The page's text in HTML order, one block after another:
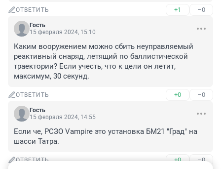
ОТВЕТИТЬ +1 –0
Гость
15 февраля 2024, 15:10
Каким вооружением можно сбить неуправляемый
реактивный снаряд, летящий по баллистической
траектории? Если учесть, что к цели он летит,
максимум, 30 секунд.
ОТВЕТИТЬ +0 –0
Гость
15 февраля 2024, 14:55
Если че, РСЗО Vampire это установка БМ21 "Град" на
шасси Татра.
ОТВЕТИТЬ +0 –0